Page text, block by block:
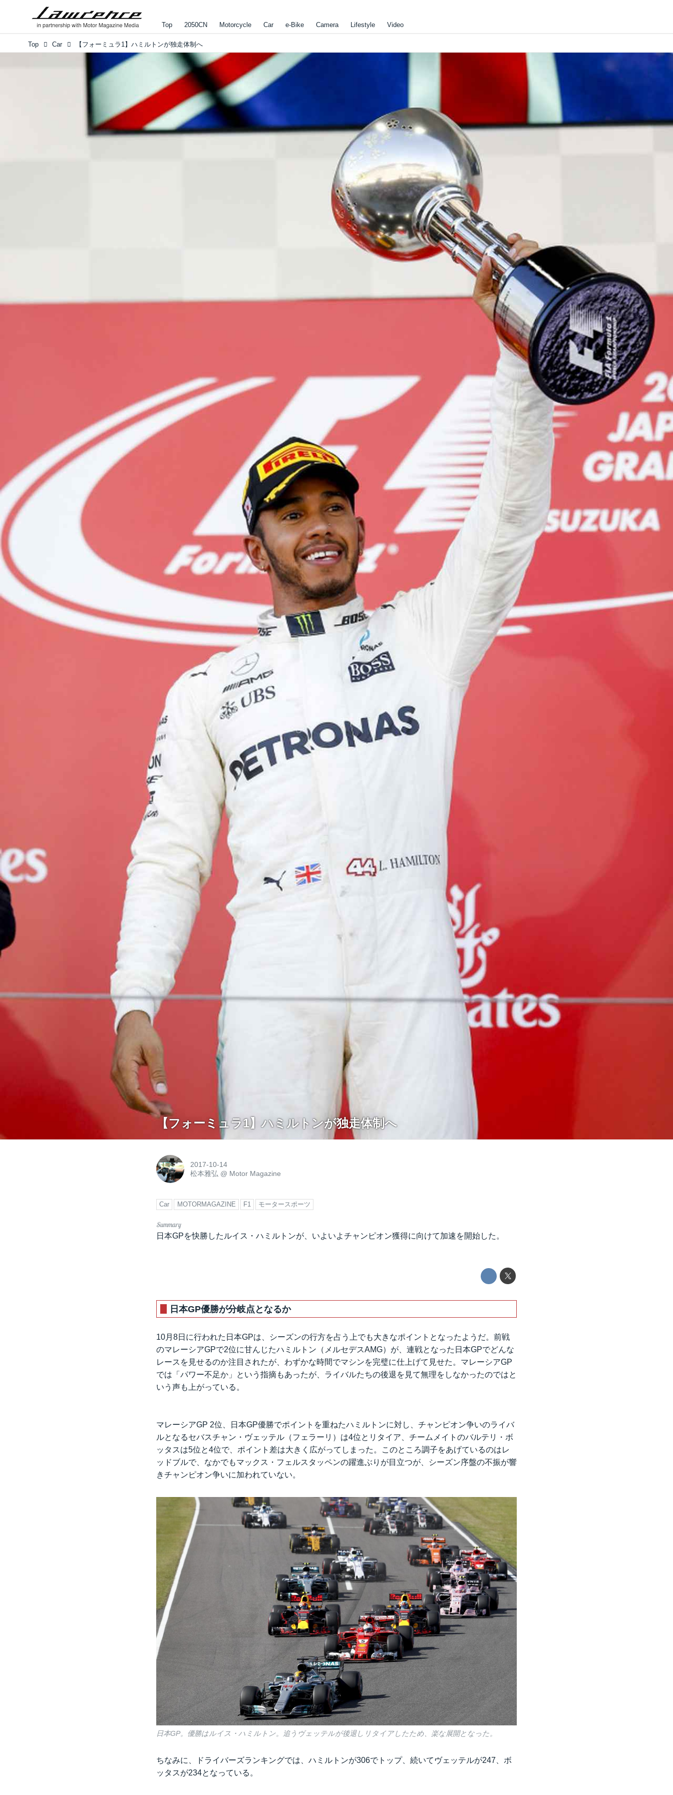
Top 2050CN Motorcycle Car e-Bike Camera Lifestyle Video
Top Car 【フォーミュラ1】ハミルトンが独走体制へ
【フォーミュラ1】ハミルトンが独走体制へ
2017-10-14
松本雅弘 @ Motor Magazine
Car MOTORMAGAZINE F1 モータースポーツ
日本GPを快勝したルイス・ハミルトンが、いよいよチャンピオン獲得に向けて加速を開始した。
日本GP優勝が分岐点となるか
10月8日に行われた日本GPは、シーズンの行方を占う上でも大きなポイントとなったようだ。前戦
のマレーシアGPで2位に甘んじたハミルトン（メルセデスAMG）が、連戦となった日本GPでどんな
レースを見せるのか注目されたが、わずかな時間でマシンを完璧に仕上げて見せた。マレーシアGP
では「パワー不足か」という指摘もあったが、ライバルたちの後退を見て無理をしなかったのではと
いう声も上がっている。
マレーシアGP 2位、日本GP優勝でポイントを重ねたハミルトンに対し、チャンピオン争いのライバ
ルとなるセバスチャン・ヴェッテル（フェラーリ）は4位とリタイア、チームメイトのバルテリ・ボ
ッタスは5位と4位で、ポイント差は大きく広がってしまった。このところ調子をあげているのはレ
ッドブルで、なかでもマックス・フェルスタッペンの躍進ぶりが目立つが、シーズン序盤の不振が響
きチャンピオン争いに加われていない。
日本GP。優勝はルイス・ハミルトン。追うヴェッテルが後退しリタイアしたため、楽な展開となった。
ちなみに、ドライバーズランキングでは、ハミルトンが306でトップ、続いてヴェッテルが247、ボ
ッタスが234となっている。